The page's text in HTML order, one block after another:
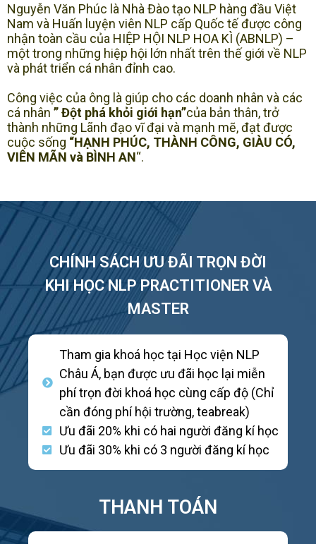
Nguyễn Văn Phúc là Nhà Đào tạo NLP hàng đầu Việt
Nam và Huấn luyện viên NLP cấp Quốc tế được công
nhận toàn cầu của HIỆP HỘI NLP HOA KÌ (ABNLP) –
một trong những hiệp hội lớn nhất trên thế giới về NLP
và phát triển cá nhân đỉnh cao.
Công việc của ông là giúp cho các doanh nhân và các
cá nhân ” Đột phá khỏi giới hạn”của bản thân, trở
thành những Lãnh đạo vĩ đại và mạnh mẽ, đạt được
cuộc sống “HẠNH PHÚC, THÀNH CÔNG, GIÀU CÓ,
VIÊN MÃN và BÌNH AN“.
CHÍNH SÁCH ƯU ĐÃI TRỌN ĐỜI
KHI HỌC NLP PRACTITIONER VÀ
MASTER
Tham gia khoá học tại Học viện NLP
Châu Á, bạn được ưu đãi học lại miễn
phí trọn đời khoá học cùng cấp độ (Chỉ
cần đóng phí hội trường, teabreak)
Ưu đãi 20% khi có hai người đăng kí học
Ưu đãi 30% khi có 3 người đăng kí học
THANH TOÁN